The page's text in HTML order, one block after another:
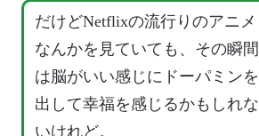
だけどNetflixの流行りのアニメ
なんかを見ていても、その瞬間
は脳がいい感じにドーパミンを
出して幸福を感じるかもしれな
いけれど。